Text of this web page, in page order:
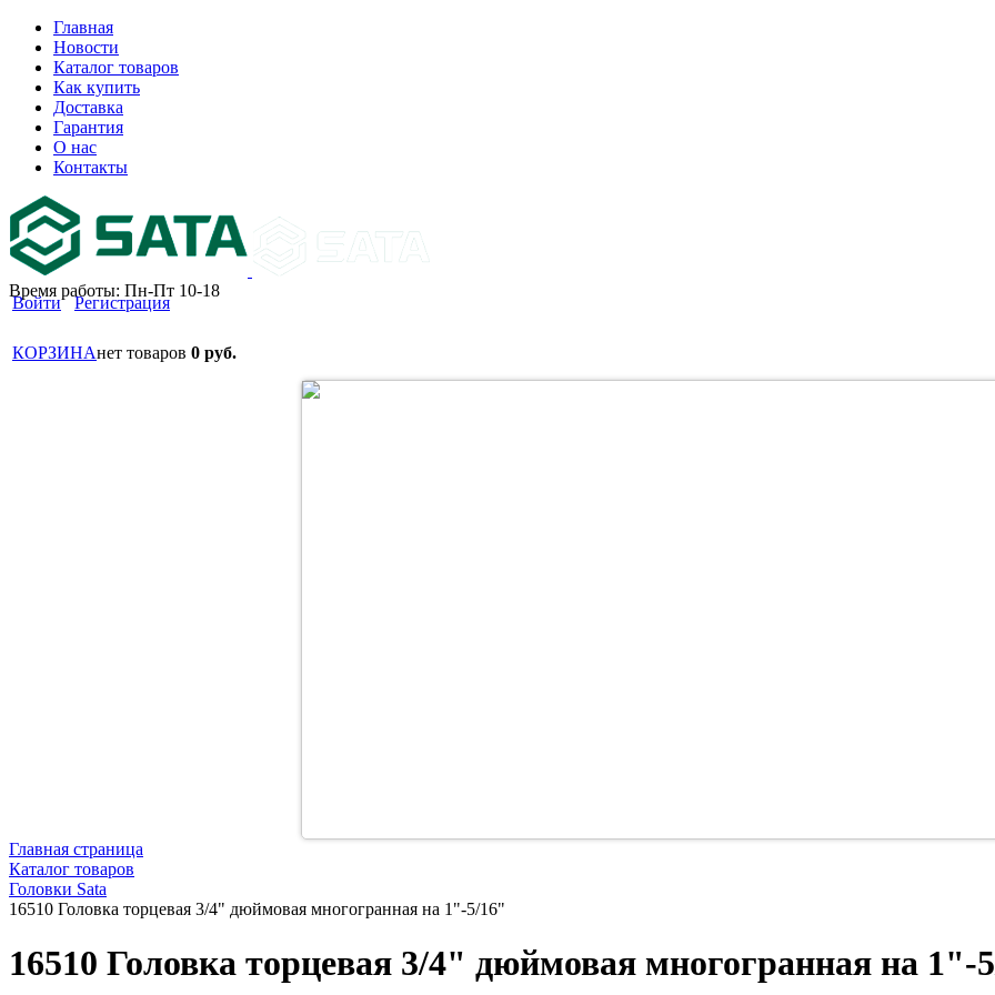
Главная
Новости
Каталог товаров
Как купить
Доставка
Гарантия
О нас
Контакты
Время работы: Пн-Пт 10-18
Войти Регистрация
КОРЗИНАнет товаров 0 руб.
Главная страница
Каталог товаров
Головки Sata
16510 Головка торцевая 3/4" дюймовая многогранная на 1"-5/16"
16510 Головка торцевая 3/4" дюймовая многогранная на 1"-